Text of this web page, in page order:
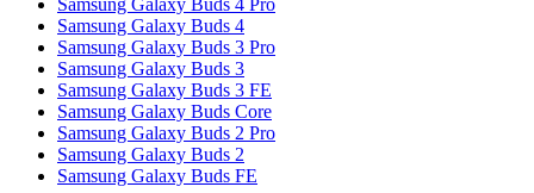
Samsung Galaxy Buds 4 Pro
Samsung Galaxy Buds 4
Samsung Galaxy Buds 3 Pro
Samsung Galaxy Buds 3
Samsung Galaxy Buds 3 FE
Samsung Galaxy Buds Core
Samsung Galaxy Buds 2 Pro
Samsung Galaxy Buds 2
Samsung Galaxy Buds FE